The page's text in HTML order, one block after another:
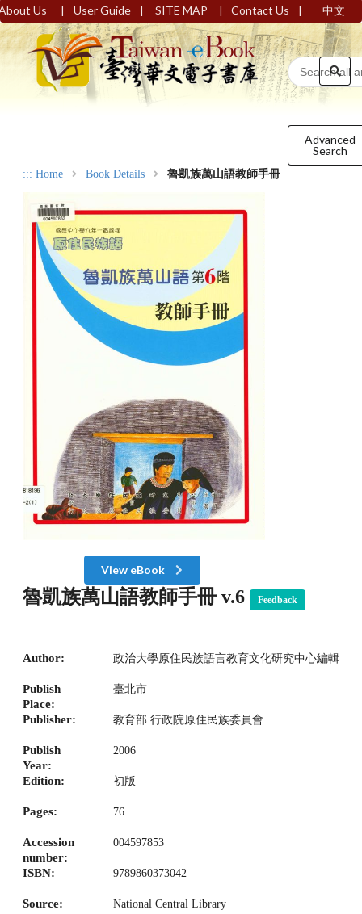
Us | User Guide | SITE MAP | Contact Us | 中文
Advanced
Search
::: Home Book Details 魯凱族萬山語教師手冊
View eBook
魯凱族萬山語教師手冊 v.6 Feedback
Author: 政治大學原住民族語言教育文化研究中心編輯
Publish
Place:
臺北市
Publisher: 教育部 行政院原住民族委員會
Publish
Year:
2006
Edition: 初版
Pages: 76
Accession
number:
004597853
ISBN: 9789860373042
Source: National Central Library